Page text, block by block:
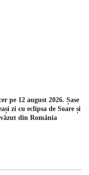
pe 12 august 2026. Șase
zi cu eclipsa de Soare și
din România